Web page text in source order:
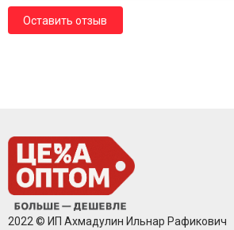
Оставить отзыв
2022 © ИП Ахмадулин Ильнар Рафикович